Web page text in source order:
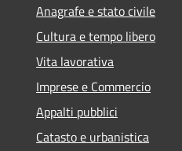
Anagrafe e stato civile
Cultura e tempo libero
Vita lavorativa
Imprese e Commercio
Appalti pubblici
Catasto e urbanistica